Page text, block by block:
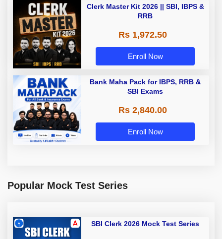
Clerk Master Kit 2026 || SBI, IBPS &
RRB
Rs 1,972.50
Enroll Now
Bank Maha Pack for IBPS, RRB &
SBI Exams
Rs 2,840.00
Enroll Now
Popular Mock Test Series
SBI Clerk 2026 Mock Test Series